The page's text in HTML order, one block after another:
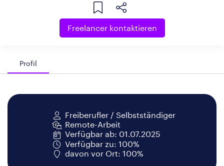
Freelancer kontaktieren
Profil
Freiberufler / Selbstständiger
Remote-Arbeit
Verfügbar ab: 01.07.2025
Verfügbar zu: 100%
davon vor Ort: 100%